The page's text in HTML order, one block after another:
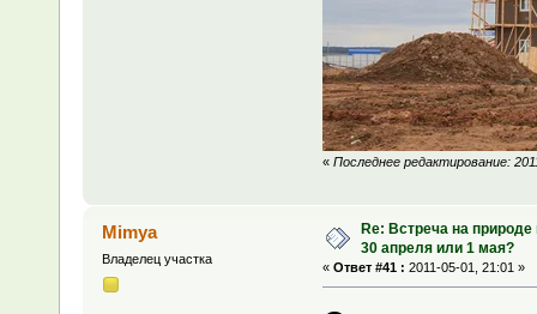
« Последнее редактирование:
Mimya
Владелец участка
Re: Встреча на
30 апреля или 1 мая?
« Ответ #41 : 2011-05-01, 21:01 »